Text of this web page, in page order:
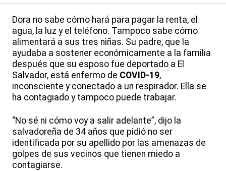
Dora no sabe cómo hará para pagar la renta, el
agua, la luz y el teléfono. Tampoco sabe cómo
alimentará a sus tres niñas. Su padre, que la
ayudaba a sostener económicamente a la familia
después que su esposo fue deportado a El
Salvador, está enfermo de COVID-19,
inconsciente y conectado a un respirador. Ella se
ha contagiado y tampoco puede trabajar.
“No sé ni cómo voy a salir adelante”, dijo la
salvadoreña de 34 años que pidió no ser
identificada por su apellido por las amenazas de
golpes de sus vecinos que tienen miedo a
contagiarse.